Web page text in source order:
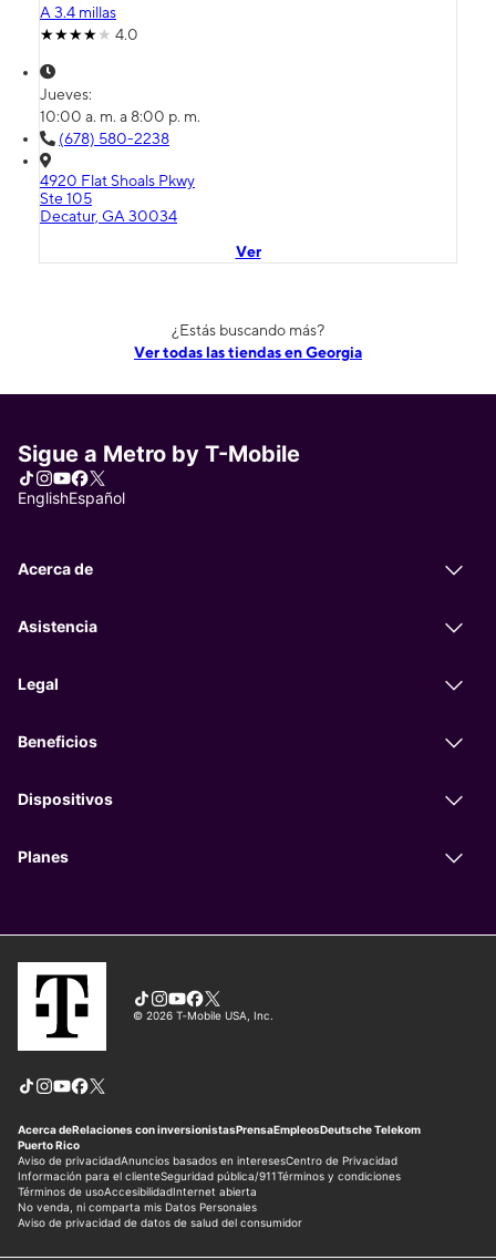
A 3.4 millas
4.0
Jueves:
10:00 a. m. a 8:00 p. m.
(678) 580-2238
4920 Flat Shoals Pkwy
Ste 105
Decatur, GA 30034
Ver
¿Estás buscando más?
Ver todas las tiendas en Georgia